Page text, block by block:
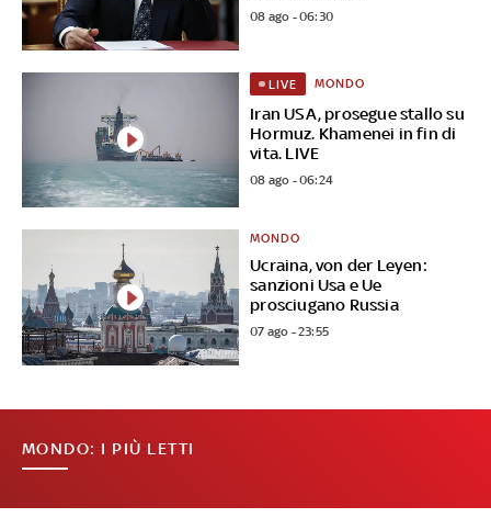
08 ago - 06:30
Iran USA, prosegue stallo su
Hormuz. Khamenei in fin di
vita. LIVE
LIVE MONDO
08 ago - 06:24
Ucraina, von der Leyen:
sanzioni Usa e Ue
prosciugano Russia
MONDO
07 ago - 23:55
MONDO: I PIÙ LETTI